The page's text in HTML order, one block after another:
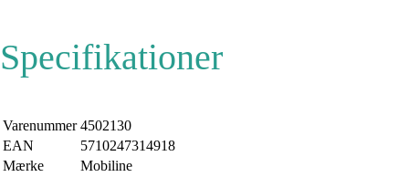
Specifikationer
Varenummer 4502130
EAN
5710247314918
Mærke
Mobiline